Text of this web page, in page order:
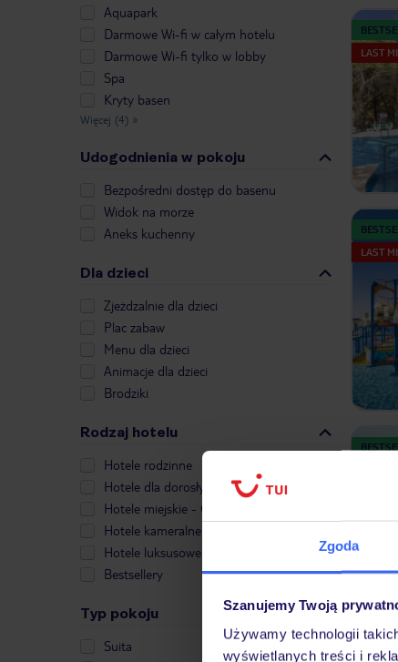
Zgoda
Szanujemy Twoją
Używamy technologii
wyświetlanych treści i
Aquapark
Darmowe Wi-fi w całym hotelu
Darmowe Wi-fi tylko w lobby
Spa
Kryty basen
Więcej (4) »
Udogodnienia w pokoju
Bezpośredni dostęp do basenu
Widok na morze
Aneks kuchenny
Dla dzieci
Zjeżdzalnie dla dzieci
Plac zabaw
Menu dla dzieci
Animacje dla dzieci
Brodziki
Rodzaj hotelu
Hotele rodzinne
Hotele dla dorosłych
Hotele miejskie - City Break
Hotele kameralne
Hotele luksusowe
Bestsellery
Typ pokoju
Suita
LAST
LAST